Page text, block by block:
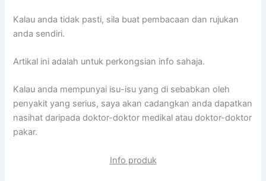
Kalau anda tidak pasti, sila buat pembacaan dan rujukan
anda sendiri.
Artikal ini adalah untuk perkongsian info sahaja.
Kalau anda mempunyai isu-isu yang di sebabkan oleh
penyakit yang serius, saya akan cadangkan anda dapatkan
nasihat daripada doktor-doktor medikal atau doktor-doktor
pakar.
Info produk